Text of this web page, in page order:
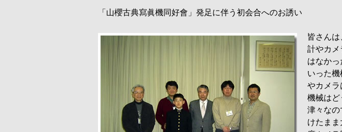
「山櫻古典寫眞機同好會」発足に伴う初会合へのお誘い
皆さん
計やカ
はなか
いった
やカメ
機械は
津々な
けたま